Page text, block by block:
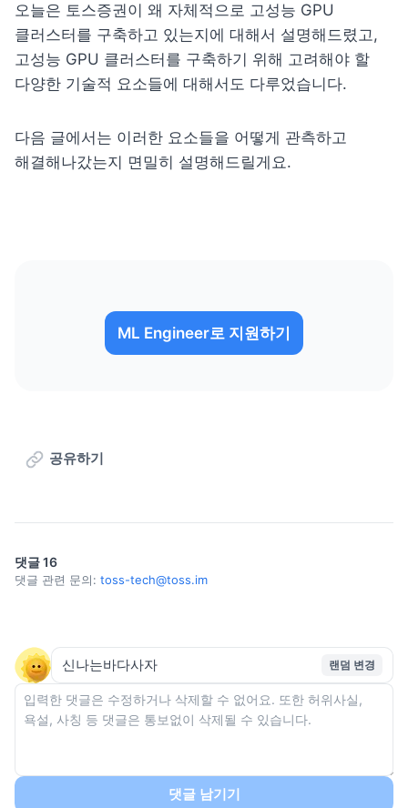
오늘은 토스증권이 왜 자체적으로 고성능 GPU
클러스터를 구축하고 있는지에 대해서 설명해드렸고,
고성능 GPU 클러스터를 구축하기 위해 고려해야 할
다양한 기술적 요소들에 대해서도 다루었습니다.
다음 글에서는 이러한 요소들을 어떻게 관측하고
해결해나갔는지 면밀히 설명해드릴게요.
ML Engineer로 지원하기
공유하기
댓글16
댓글 관련 문의: toss-tech@toss.im
랜덤 변경
댓글 남기기